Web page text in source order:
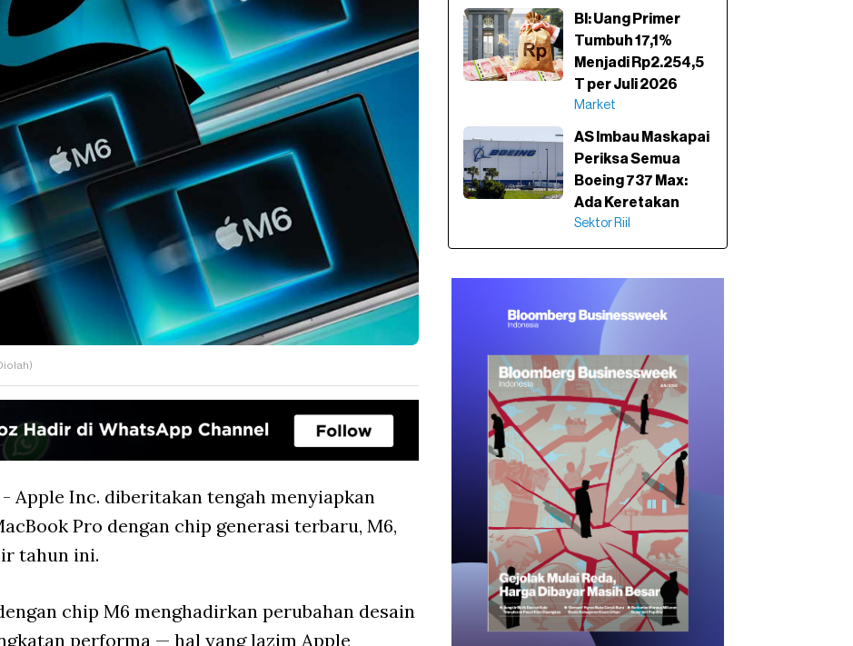
Apple Inc. diberitakan tengah menyiapkan
Pro dengan chip generasi terbaru, M6,
tahun ini.
chip M6 menghadirkan perubahan desain
performa — hal yang lazim Apple
BI: Uang Primer
Tumbuh 17,1%
Menjadi Rp2.254,5
T per Juli 2026
Market
AS Imbau Maskapai
Periksa Semua
Boeing 737 Max:
Ada Keretakan
Sektor Riil